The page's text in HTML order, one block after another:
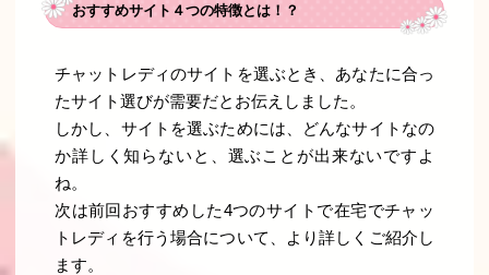
おすすめサイト４つの特徴とは！？
チャットレディのサイトを選ぶとき、あなたに合っ
たサイト選びが需要だとお伝えしました。
しかし、サイトを選ぶためには、どんなサイトなの
か詳しく知らないと、選ぶことが出来ないですよ
ね。
次は前回おすすめした4つのサイトで在宅でチャッ
トレディを行う場合について、より詳しくご紹介し
ます。